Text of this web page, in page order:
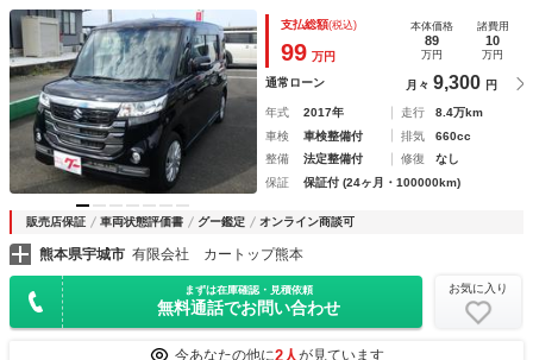
ー 左側電動スライドドア スマートキー プッシュスター
ト オートライト オートエアコン ＨＩＤヘッドライト Ｗ
エアバッグ
支払総額(税込)
99 万円
本体価格
89
万円
諸費用
10
万円
通常ローン 月々 9,300 円
年式 2017年 走行
8.4万km
車検
車検整備付 排気
660cc
整備
法定整備付 修復
なし
保証
保証付 (24ヶ月・100000km)
販売店保証 車両状態評価書 グー鑑定 オンライン商談可
熊本県宇城市 有限会社 カートップ熊本
まずは在庫確認・見積依頼
無料通話でお問い合わせ
お気に入り
今あなたの他に2人が見ています